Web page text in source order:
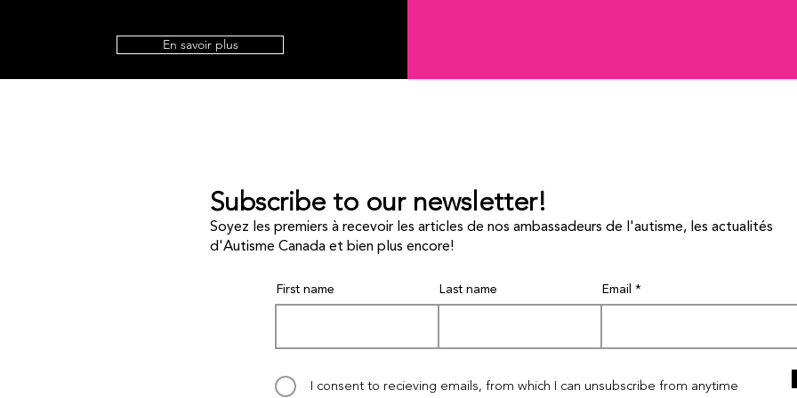
En savoir plus
I'm a paragraph. Click here to add your own
Subscribe to our newsletter!
Soyez les premiers à recevoir les articles de nos ambassadeurs de l'autisme, les actualités
d'Autisme Canada et bien plus encore!
First name Last name Email
I consent to recieving emails, from which I can unsubscribe from anytime